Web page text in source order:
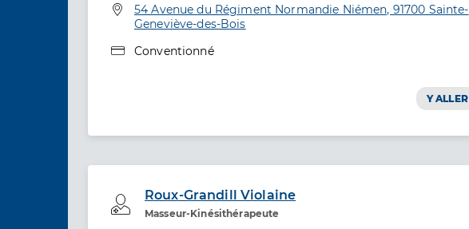
Adresse
54 Avenue du Régiment Normandie Niémen, 91700 Sainte-
Geneviève-des-Bois
Type de convention
Conventionné
Y ALLER
Roux-Grandill Violaine
Masseur-Kinésithérapeute
Professionel de santé